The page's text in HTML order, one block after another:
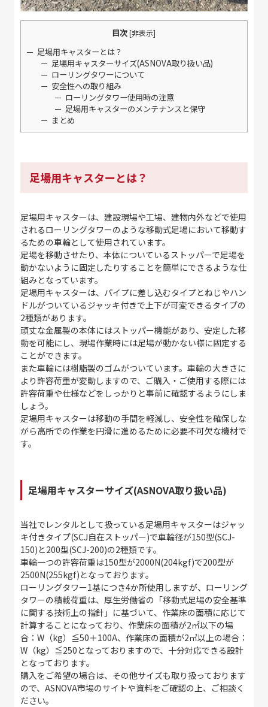
目次[非表示]
足場用キャスターとは？
足場用キャスターサイズ(ASNOVA取り扱い品)
ローリングタワーについて
安全性への取り組み
ローリングタワー使用時の注意
足場用キャスターのメンテナンスと保守
まとめ
足場用キャスターとは？
足場用キャスターは、建設現場や工場、建物内外などで使用
されるローリングタワーのような移動式足場において移動す
るための車輪として使用されています。
足場を移動させたり、本体についているストッパーで足場を
動かないように固定したりすることを簡単にできるような仕
組みとなっています。
足場用キャスターは、パイプに差し込むタイプとねじやハン
ドルがついているジャッキ付きで上下が可変できるタイプの
2種類があります。
頑丈な金属製の本体にはストッパー機能があり、安定した移
動を可能にし、現場作業時には足場が動かない様に固定する
ことができます。
また車輪には樹脂製のゴムがついています。車輪の大きさに
より許容荷重が変動しますので、ご購入・ご使用する際には
許容荷重や仕様などをしっかりと事前に確認するようにしま
しょう。
足場用キャスターは移動の手間を軽減し、安全性を確保しな
がら高所での作業を円滑に進めるために必要不可欠な機材で
す。
足場用キャスターサイズ(ASNOVA取り扱い品)
当社でレンタルとして扱っている足場用キャスターはジャッ
キ付きタイプ(SCJ自在ストッパー)で車輪径が150型(SCJ-
150)と200型(SCJ-200)の2種類です。
車輪一つの許容荷重は150型が2000N(204kgf)で200型が
2500N(255kgf)となっております。
ローリングタワー1基につき4か所使用しますが、ローリング
タワーの積載荷重は、厚生労働省の「移動式足場の安全基準
に関する技術上の指針」に基づいて、作業床の面積に応じて
計算することになっており、作業床の面積が2㎡以下の場
合： W（kg） ≦50＋100A、作業床の面積が2㎡以上の場合：
W（kg） ≦250となっておりますので、十分対応できる設計
となっております。
購入をご希望の場合は、その他サイズも取り扱っております
ので、ASNOVA市場のサイトや資料をご確認の上、ご相談く
ださい。